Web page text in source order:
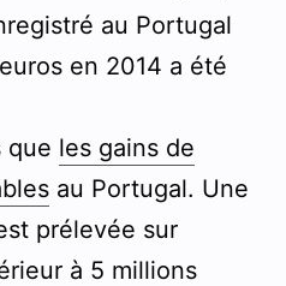
au Portugal
en 2014 a été
que les gains de
au Portugal. Une
prélevée sur
à 5 millions